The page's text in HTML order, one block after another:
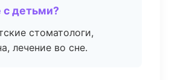
с детьми?
стоматологи,
лечение во сне.